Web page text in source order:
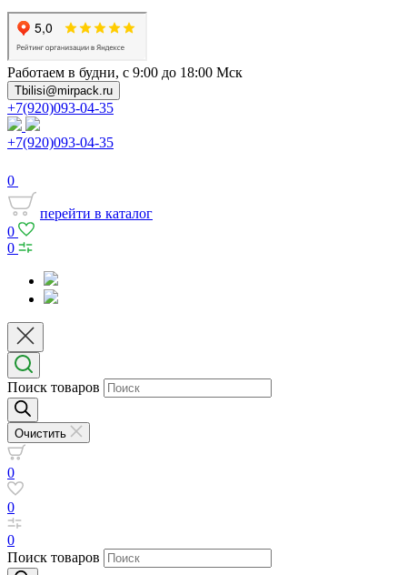
Работаем в будни, с 9:00 до 18:00 Мск
Tbilisi@mirpack.ru
+7(920)093-04-35
+7(920)093-04-35
0
перейти в каталог
0
0
Поиск товаров
Очистить
0
0
0
Поиск товаров